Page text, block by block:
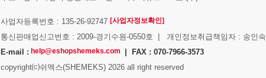
사업자등록번호 : 135-26-92747 [사업자정보확인]
통신판매업신고번호 : 2009-경기수원-0550호 | 개인정보취급책임자 : 송인숙
E-mail : help@eshopshemeks.com
| FAX : 070-7966-3573
copyright⒞쉬멕스(SHEMEKS) 2026 all right reserved